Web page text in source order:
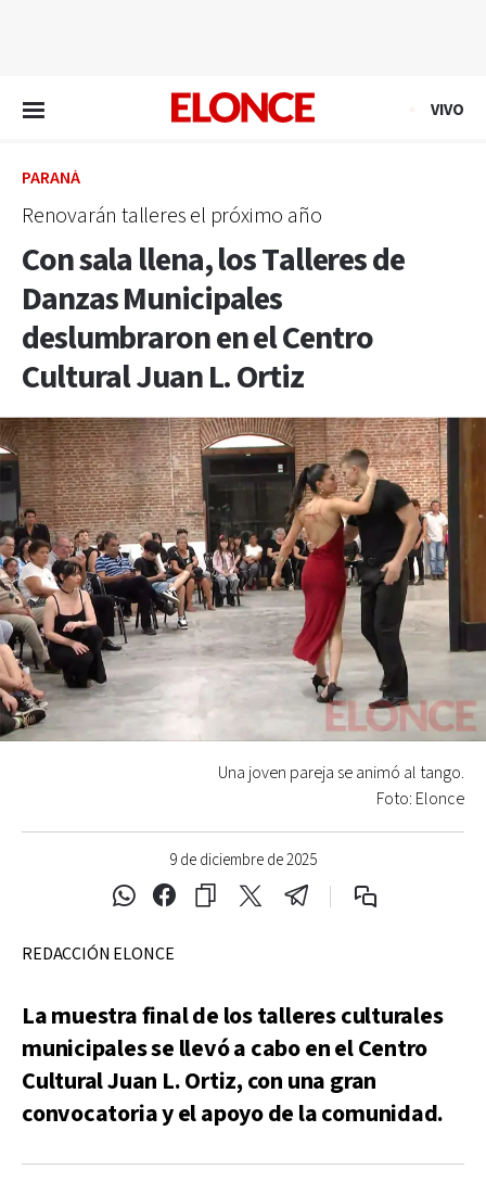
VIVO
PARANÁ
Renovarán talleres el próximo año
Con sala llena, los Talleres de
Danzas Municipales
deslumbraron en el Centro
Cultural Juan L. Ortiz
9 de diciembre de 2025
Una joven pareja se animó al tango.
Foto: Elonce
REDACCIÓN ELONCE
La muestra final de los talleres culturales
municipales se llevó a cabo en el Centro
Cultural Juan L. Ortiz, con una gran
convocatoria y el apoyo de la comunidad.